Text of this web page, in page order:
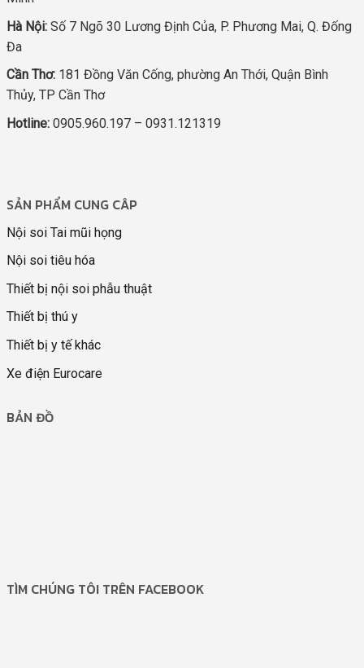
Hà Nội: Số 7 Ngõ 30 Lương Định Của, P. Phương Mai, Q. Đống
Đa
Cần Thơ: 181 Đồng Văn Cống, phường An Thới, Quận Bình
Thủy, TP Cần Thơ
Hotline: 0905.960.197 – 0931.121319
SẢN PHẨM CUNG CÂP
Nội soi Tai mũi họng
Nội soi tiêu hóa
Thiết bị nội soi phẫu thuật
Thiết bị thú y
Thiết bị y tế khác
Xe điện Eurocare
BẢN ĐỒ
TÌM CHÚNG TÔI TRÊN FACEBOOK